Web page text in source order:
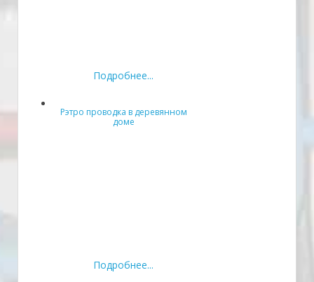
Подробнее...
Рэтро проводка в деревянном
доме
Подробнее...